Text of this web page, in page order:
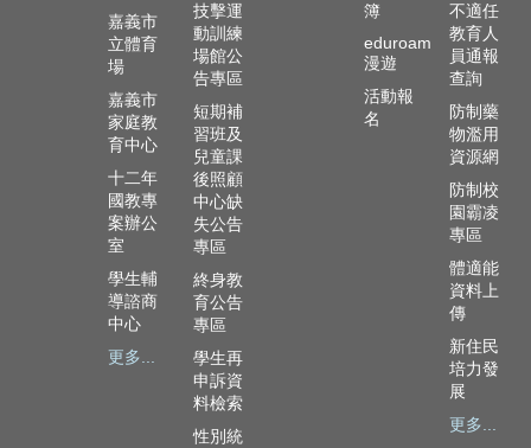
嘉義市
立體育
場
嘉義市
家庭教
育中心
十二年
國教專
案辦公
室
學生輔
導諮商
中心
更多...
技擊運
動訓練
場館公
告專區
短期補
習班及
兒童課
後照顧
中心缺
失公告
專區
終身教
育公告
專區
學生再
申訴資
料檢索
性別統
簿
eduroam
漫遊
活動報
名
不適任
教育人
員通報
查詢
防制藥
物濫用
資源網
防制校
園霸凌
專區
體適能
資料上
傳
新住民
培力發
展
更多...